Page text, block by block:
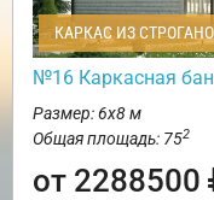
КАРКАС ИЗ
№16 Каркасная
Размер: 6х8 м
Общая площадь: 752
от 2288500